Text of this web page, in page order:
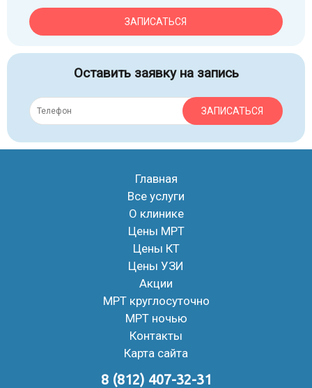
ЗАПИСАТЬСЯ
Оставить заявку на запись
ЗАПИСАТЬСЯ
Главная
Все услуги
О клинике
Цены МРТ
Цены КТ
Цены УЗИ
Акции
МРТ круглосуточно
МРТ ночью
Контакты
Карта сайта
8 (812) 407-32-31